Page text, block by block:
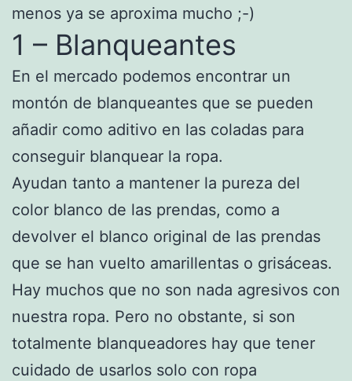
menos ya se aproxima mucho ;-)
1 – Blanqueantes
En el mercado podemos encontrar un
montón de blanqueantes que se pueden
añadir como aditivo en las coladas para
conseguir blanquear la ropa.
Ayudan tanto a mantener la pureza del
color blanco de las prendas, como a
devolver el blanco original de las prendas
que se han vuelto amarillentas o grisáceas.
Hay muchos que no son nada agresivos con
nuestra ropa. Pero no obstante, si son
totalmente blanqueadores hay que tener
cuidado de usarlos solo con ropa